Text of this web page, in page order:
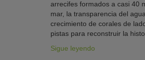
arrecifes formados a casi 40
mar, la transparencia del
crecimiento de corales de
pistas para reconstruir la
Sigue leyendo